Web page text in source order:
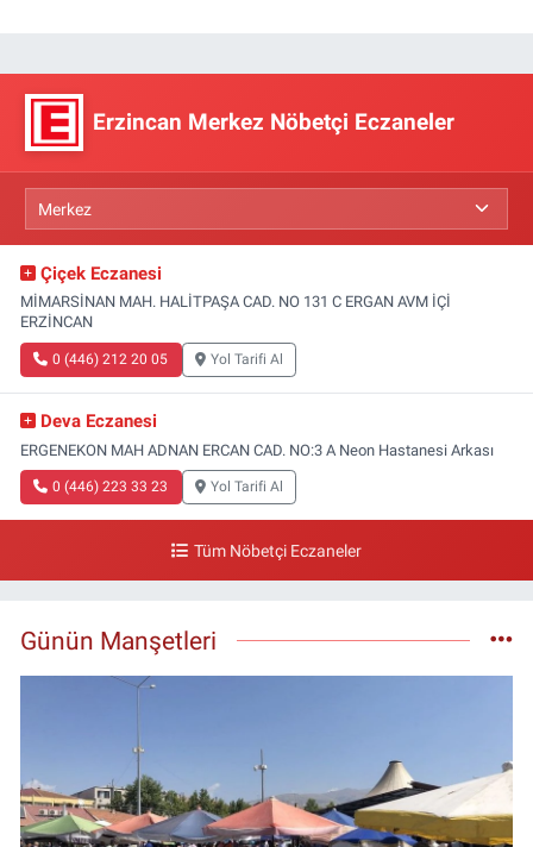
Erzincan Merkez Nöbetçi Eczaneler
Çiçek Eczanesi
MİMARSİNAN MAH. HALİTPAŞA CAD. NO 131 C ERGAN AVM İÇİ
ERZİNCAN
0 (446) 212 20 05 Yol Tarifi Al
Deva Eczanesi
ERGENEKON MAH ADNAN ERCAN CAD. NO:3 A Neon Hastanesi Arkası
0 (446) 223 33 23 Yol Tarifi Al
Tüm Nöbetçi Eczaneler
Günün Manşetleri